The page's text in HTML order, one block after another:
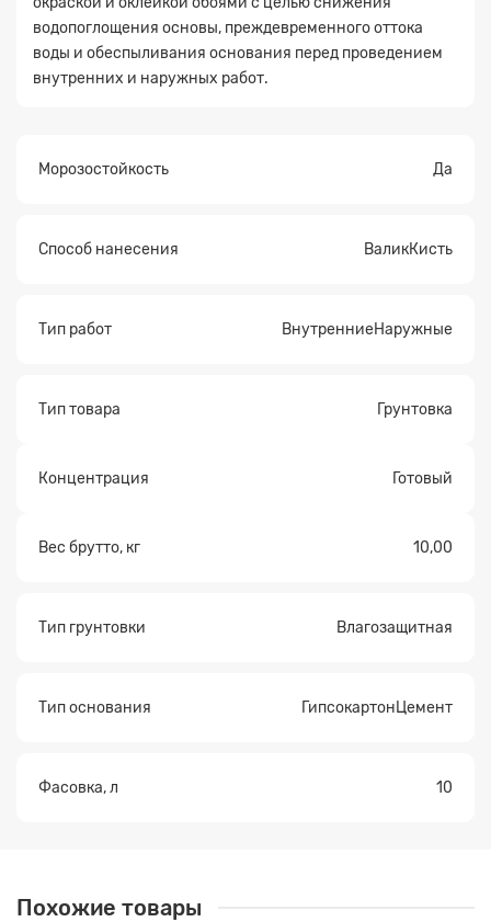
водопоглощения основы, преждевременного оттока
воды и обеспыливания основания перед проведением
внутренних и наружных работ.
Морозостойкость Да
Способ нанесения ВаликКисть
Тип работ ВнутренниеНаружные
Тип товара Грунтовка
Концентрация Готовый
Вес брутто, кг 10,00
Тип грунтовки Влагозащитная
Тип основания ГипсокартонЦемент
Фасовка, л 10
Похожие товары